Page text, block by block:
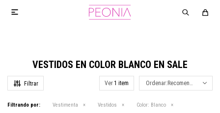

VESTIDOS EN COLOR BLANCO EN SALE
Ver Recomendados
Filtrando por: Vestimenta Vestidos Color: Blanco